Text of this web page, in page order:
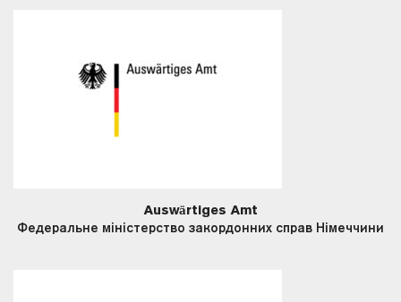
Auswärtiges Amt
Федеральне міністерство закордонних справ Німеччини